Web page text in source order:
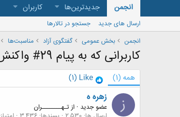
انجمن جدیدترین‌ها کاربران
ارسال های جدید
جستجو در تالارها
انجمن
بخش عمومی گفتگوی آزاد مناسبت‌ها
کاربرانی که به پیام 29# واکنش نشان داده اند
همه (1)
Like
(1)
ز زهره ه
عضو جدید · ازتـهــــــــران